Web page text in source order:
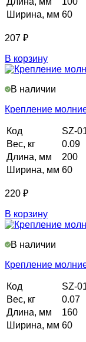
Ширина, мм 60
207 ₽
В корзину
В наличии
Крепление
Код
SZ-
Вес, кг
0.09
Длина, мм
200
Ширина, мм 60
220 ₽
В корзину
В наличии
Крепление
Код
SZ-
Вес, кг
0.07
Длина, мм
160
Ширина, мм 60